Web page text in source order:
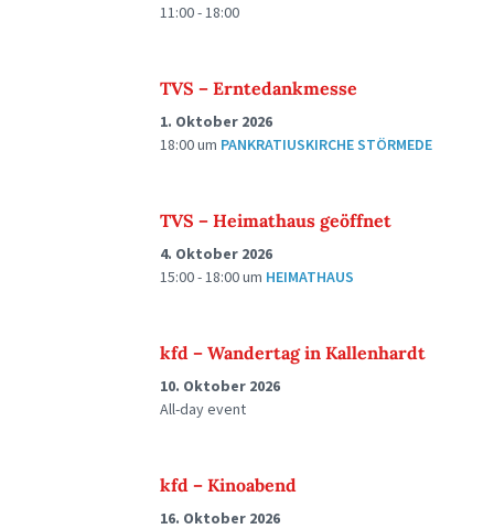
11:00 - 18:00
TVS – Erntedankmesse
1. Oktober 2026
18:00um PANKRATIUSKIRCHE STÖRMEDE
TVS – Heimathaus geöffnet
4. Oktober 2026
15:00 - 18:00um HEIMATHAUS
kfd – Wandertag in Kallenhardt
10. Oktober 2026
All-day event
kfd – Kinoabend
16. Oktober 2026